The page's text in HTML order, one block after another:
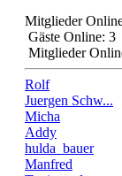
Mitglieder
Gäste Online: 3
Mitglieder
Rolf
Juergen Schw...
Micha
Addy
hulda_bauer
Manfred